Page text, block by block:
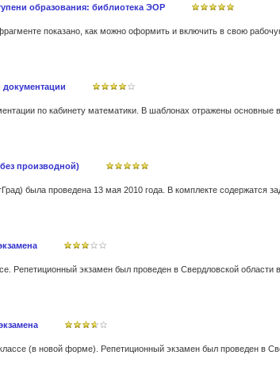
образования: библиотека ЭОР
производной)